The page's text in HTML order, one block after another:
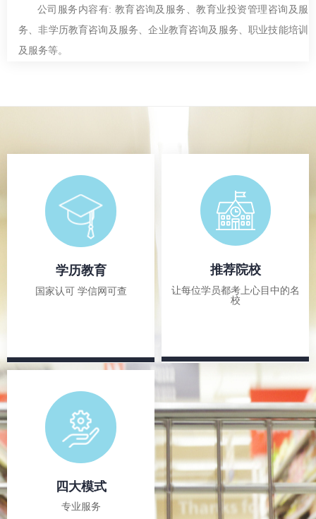
公司服务内容有: 教育咨询及服务、教育业投资管理咨询及服
务、非学历教育咨询及服务、企业教育咨询及服务、职业技能培训
及服务等。
学历教育
国家认可 学信网可查
四大模式
专业服务
推荐院校
让每位学员都考上心目中的名
校